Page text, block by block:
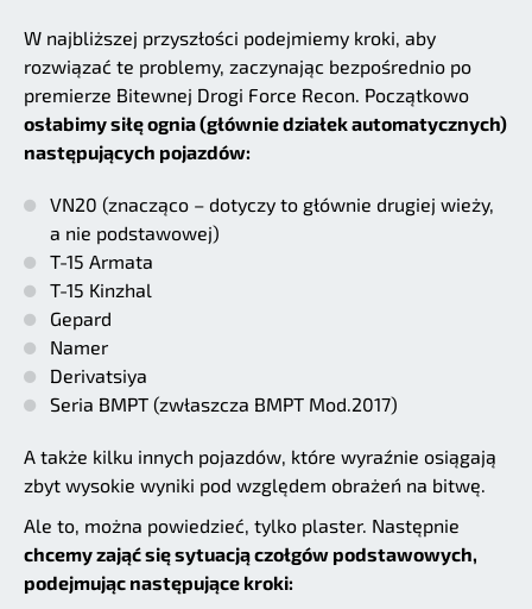
W najbliższej przyszłości podejmiemy kroki, aby
rozwiązać te problemy, zaczynając bezpośrednio po
premierze Bitewnej Drogi Force Recon. Początkowo
osłabimy siłę ognia (głównie działek automatycznych)
następujących pojazdów:
VN20 (znacząco – dotyczy to głównie drugiej wieży,
a nie podstawowej)
T-15 Armata
T-15 Kinzhal
Gepard
Namer
Derivatsiya
Seria BMPT (zwłaszcza BMPT Mod.2017)
A także kilku innych pojazdów, które wyraźnie osiągają
zbyt wysokie wyniki pod względem obrażeń na bitwę.
Ale to, można powiedzieć, tylko plaster. Następnie
chcemy zająć się sytuacją czołgów podstawowych,
podejmując następujące kroki: